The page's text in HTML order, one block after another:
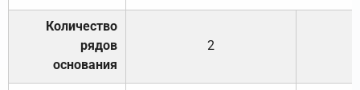
Количество
рядов
основания
2